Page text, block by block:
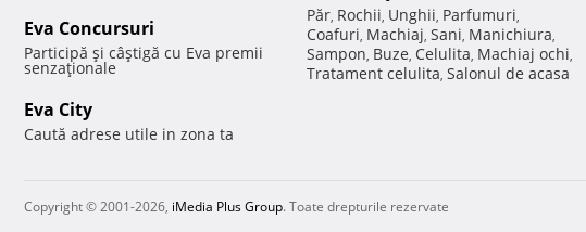
Eva Concursuri
Participă şi câştigă cu Eva premii
senzaţionale
Eva City
Caută adrese utile in zona ta
Păr, Rochii, Unghii, Parfumuri,
Coafuri, Machiaj, Sani, Manichiura,
Sampon, Buze, Celulita, Machiaj ochi,
Tratament celulita, Salonul de acasa
Copyright © 2001-2026, iMedia Plus Group. Toate drepturile rezervate